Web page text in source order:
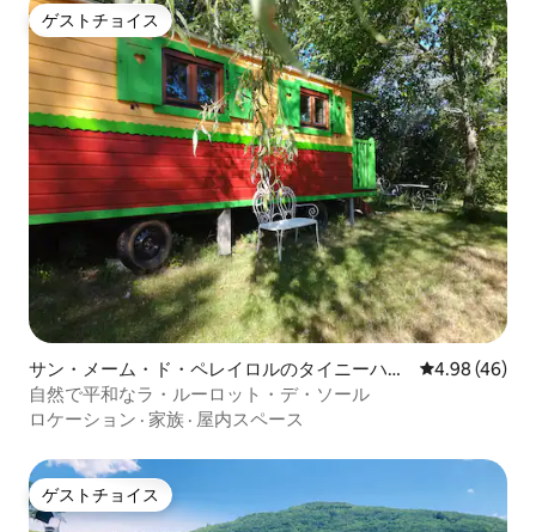
ゲストチョイス
ゲストチョイス
サン・メーム・ド・ペレイロルのタイニーハウ
ス
レビュー46
4.98 (46)
自然で平和なラ・ルーロット・デ・ソール
ロケーション · 家族 · 屋内スペース
ゲストチョイス
ゲストチョイス